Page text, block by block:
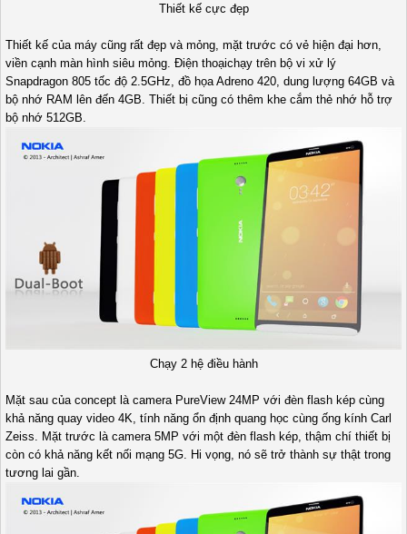
Thiết kế cực đẹp
Thiết kế của máy cũng rất đẹp và mỏng, mặt trước có vẻ hiện đại hơn,
viền cạnh màn hình siêu mỏng. Điện thoạichạy trên bộ vi xử lý
Snapdragon 805 tốc độ 2.5GHz, đồ họa Adreno 420, dung lượng 64GB và
bộ nhớ RAM lên đến 4GB. Thiết bị cũng có thêm khe cắm thẻ nhớ hỗ trợ
bộ nhớ 512GB.
Chạy 2 hệ điều hành
Mặt sau của concept là camera PureView 24MP với đèn flash kép cùng
khả năng quay video 4K, tính năng ổn định quang học cùng ống kính Carl
Zeiss. Mặt trước là camera 5MP với một đèn flash kép, thậm chí thiết bị
còn có khả năng kết nối mạng 5G. Hi vọng, nó sẽ trở thành sự thật trong
tương lai gần.